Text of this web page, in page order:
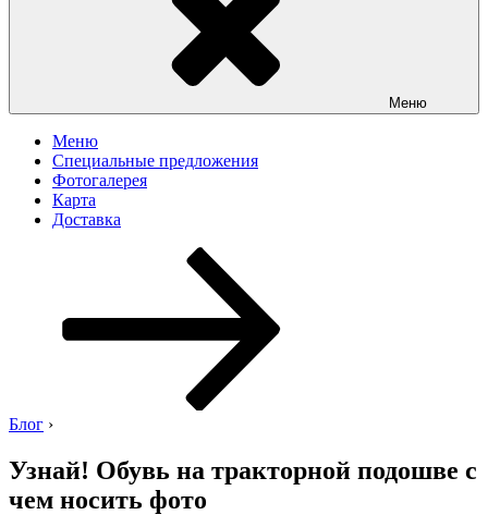
Меню
Меню
Специальные предложения
Фотогалерея
Карта
Доставка
Блог ›
Узнай! Обувь на тракторной подошве с
чем носить фото